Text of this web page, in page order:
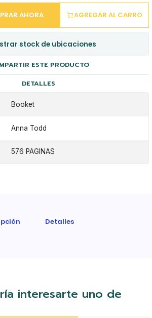
AGREGAR AL CARRO
AHORA
stock de ubicaciones
ESTE PRODUCTO
DETALLES
Booket
Anna Todd
576 PAGINAS
Detalles
interesarte uno de